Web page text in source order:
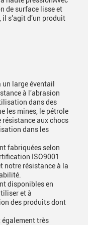
de surface lisse et
il s'agit d'un produit
large éventail
à l'abrasion
dans des
les mines, le pétrole
aux chocs
dans les
fabriquées selon
ISO9001
notre résistance à la
disponibles en
et à
des produits dont
également très